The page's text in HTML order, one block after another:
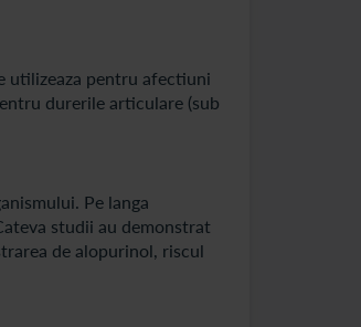
utilizeaza pentru afectiuni
durerile articulare (sub
Pe langa
studii au demonstrat
de alopurinol, riscul